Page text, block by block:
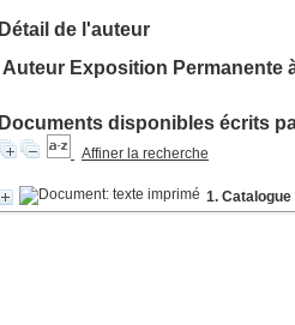
Détail de l'auteur
Auteur Exposition Permanente
Documents disponibles écrits
Affiner la recherche
1.